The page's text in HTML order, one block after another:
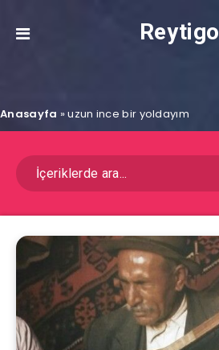
Reytigo
Anasayfa »uzun ince bir yoldayım